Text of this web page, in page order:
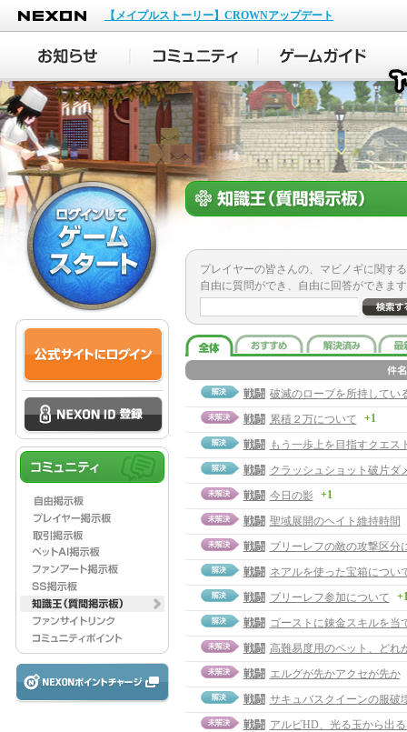
NEXON
【メイプルストーリー】CROWNアップデート
プレイヤーの皆さんの、マビノギに関す
自由に質問ができ、自由に回答ができま
戦闘 破滅のローブを所持してい
戦闘 累積２万について +1
戦闘 もう一歩上を目指すクエス
戦闘 クラッシュショット破片ダ
戦闘 今日の影 +1
戦闘 聖域展開のヘイト維持時間
戦闘 ブリーレフの敵の攻撃区分
戦闘 ネアルを使った宝箱につい
戦闘 ブリーレフ参加について
戦闘 ゴーストに錬金スキルを当
戦闘 高難易度用のペット、どれ
戦闘 エルグが先かアクセが先か
戦闘 サキュバスクイーンの服破
戦闘 アルビHD、光る玉から出